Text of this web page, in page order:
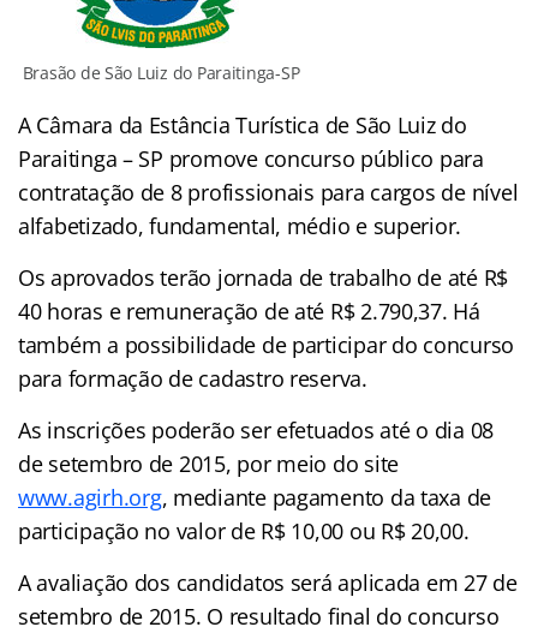
Brasão de São Luiz do Paraitinga-SP
A Câmara da Estância Turística de São Luiz do
Paraitinga – SP promove concurso público para
contratação de 8 profissionais para cargos de nível
alfabetizado, fundamental, médio e superior.
Os aprovados terão jornada de trabalho de até R$
40 horas e remuneração de até R$ 2.790,37. Há
também a possibilidade de participar do concurso
para formação de cadastro reserva.
As inscrições poderão ser efetuados até o dia 08
de setembro de 2015, por meio do site
www.agirh.org, mediante pagamento da taxa de
participação no valor de R$ 10,00 ou R$ 20,00.
A avaliação dos candidatos será aplicada em 27 de
setembro de 2015. O resultado final do concurso